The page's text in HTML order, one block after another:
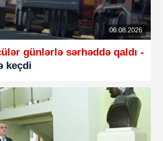
06.08.2026
günlərlə sərhəddə qaldı -
keçdi